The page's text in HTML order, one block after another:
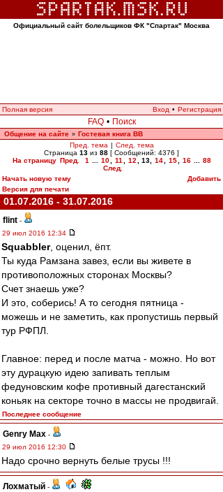
Официальный сайт болельщиков ФК "Спартак" Москва
Полная версия Вход • Регистрация
FAQ • Поиск
Общение на сайте » Гостевая книга ВВ
Пред. тема | След. тема
Страница 13 из 88 [ Сообщений: 4376 ]
На страницу Пред. 1 10 11 12 13, 14 15 16
88
След.
Начать новую тему
Добавить
Версия для печати
01.07.2016 - 31.07.2016
flint -
29 июл 2016 12:34
Squabbler, оценил, ёпт.
Ты куда Рамзана завез, если вы живете в
противоположных сторонах Москвы?
Счет знаешь уже?
И это, соберись! А то сегодня пятница -
можешь и не заметить, как пропустишь первый
тур РФПЛ.
Главное: перед и после матча - можно. Но вот
эту дурацкую идею запивать теплым
федуновским кофе противный дагестанский
коньяк на секторе точно в массы не продвигай.
Последнее сообщение
Genry Max -
29 июл 2016 12:30
Надо срочно вернуть белые трусы !!!
Лохматый -